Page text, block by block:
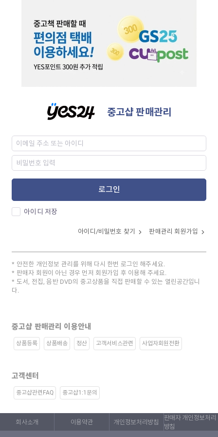
중고샵 판매관리
로그인
아이디 저장
아이디/비밀번호 찾기 판매관리 회원가입
안전한 개인정보 관리를 위해 다시 한번 로그인 해주세요.
판매자 회원이 아닌 경우 먼저 회원가입 후 이용해 주세요.
도서, 전집, 음반 DVD의 중고상품을 직접 판매할 수 있는 열린공간입니
다.
중고샵 판매관리 이용안내
상품등록 상품배송 정산 고객서비스관련 사업자회원전환
고객센터
중고샵관련FAQ 중고샵1:1문의
회사소개 이용약관 개인정보처리방침
판매자 개인정보처리
방침